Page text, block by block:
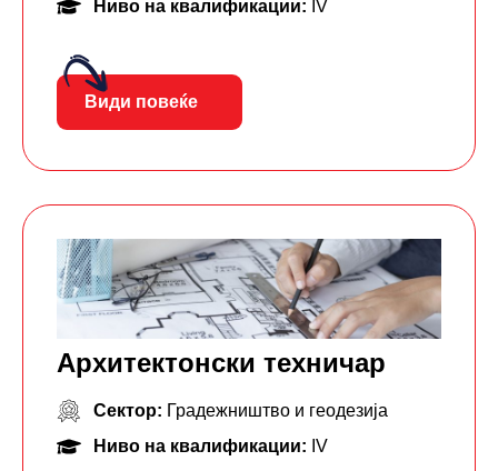
Ниво на квалификации: IV
Види повеќе
Архитектонски техничар
Сектор: Градежништво и геодезија
Ниво на квалификации: IV